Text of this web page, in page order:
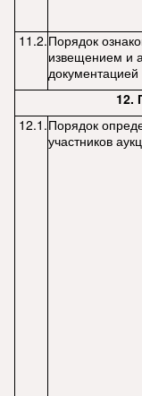
11.2.Порядок
извещением и
документацией
12.
12.1.Порядок
участников